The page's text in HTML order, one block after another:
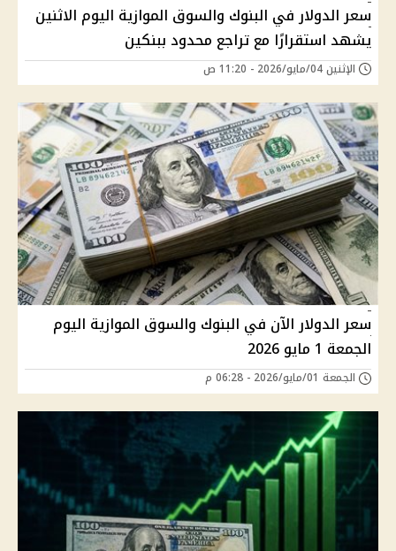
سعر الدولار في البنوك والسوق الموازية اليوم الاثنين
يشهد استقرارًا مع تراجع محدود ببنكين
الإثنين 04/مايو/2026 - 11:20 ص
سعر الدولار الآن في البنوك والسوق الموازية اليوم
الجمعة 1 مايو 2026
الجمعة 01/مايو/2026 - 06:28 م